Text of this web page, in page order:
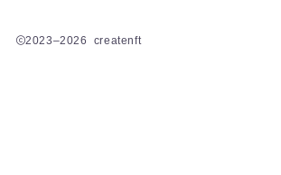
2023–2026 createnft